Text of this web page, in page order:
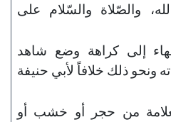
والصّلاة والسّلام على
إلى كراهة وضع شاهد
ونحو ذلك خلافاً لأبي حنيفة
بعلامة من حجر أو خشب أو